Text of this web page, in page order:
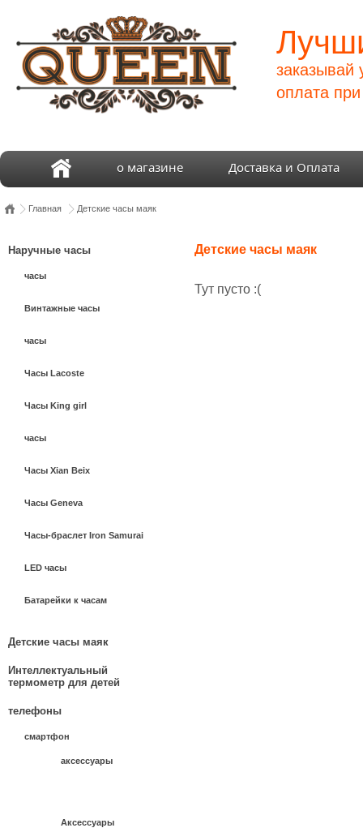
заказывай
оплата
о магазине Доставка и Оплата
Главная Детские часы маяк
Наручные часы
часы
Винтажные часы
часы
Часы Lacoste
Часы King girl
часы
Часы Xian Beix
Часы Geneva
Часы-браслет Iron Samurai
LED часы
Батарейки к часам
Детские часы маяк
Интеллектуальный
термометр для детей
телефоны
смартфон
аксессуары
Аксессуары
Детские часы маяк
Тут пусто :(